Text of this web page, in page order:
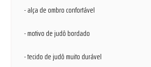
- alça de ombro confortável
- motivo de judô bordado
- tecido de judô muito durável